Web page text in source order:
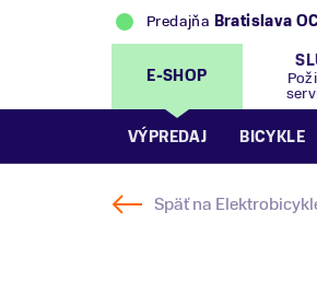
Predajňa Bratislava
E-SHOP
VÝPREDAJ BICYKLE
Späť na